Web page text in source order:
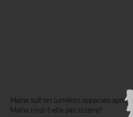
Maïna suit les lumières apparues
Maïna n'est-t-elle pas bizarre?